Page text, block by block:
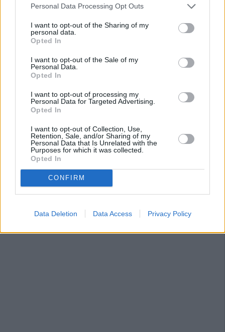
Personal Data Processing Opt Outs
I want to opt-out of the Sharing of my
personal data.
Opted In
I want to opt-out of the Sale of my
Personal Data.
Opted In
I want to opt-out of processing my
Personal Data for Targeted Advertising.
Opted In
I want to opt-out of Collection, Use,
Retention, Sale, and/or Sharing of my
Personal Data that Is Unrelated with the
Purposes for which it was collected.
Opted In
CONFIRM
Data Deletion Data Access Privacy Policy